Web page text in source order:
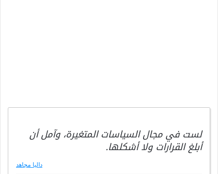
لست في مجال السياسات المتغيرة، وآمل أن
أبلغ القرارات ولا أشكلها.
داليا مجاهد